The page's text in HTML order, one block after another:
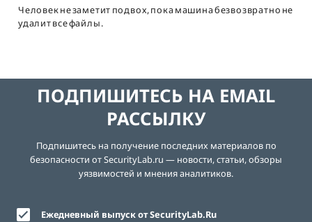
Человек не заметит подвох, пока машина безвозвратно не
удалит все файлы.
ПОДПИШИТЕСЬ НА EMAIL
РАССЫЛКУ
Подпишитесь на получение последних материалов по
безопасности от SecurityLab.ru — новости, статьи, обзоры
уязвимостей и мнения аналитиков.
Ежедневный выпуск от SecurityLab.Ru